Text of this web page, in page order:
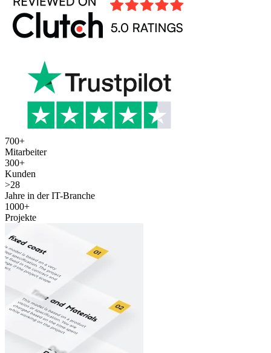
700+
Mitarbeiter
300+
Kunden
>28
Jahre in der IT-Branche
1000+
Projekte